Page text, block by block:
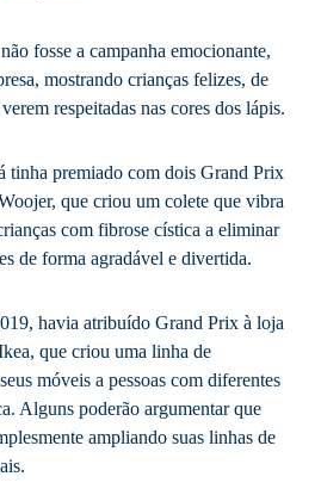
fosse a campanha emocionante,
mostrando crianças felizes, de
respeitadas nas cores dos lápis.
tinha premiado com dois Grand Prix
que criou um colete que vibra
com fibrose cística a eliminar
de forma agradável e divertida.
havia atribuído Grand Prix à loja
que criou uma linha de
móveis a pessoas com diferentes
Alguns poderão argumentar que
ampliando suas linhas de